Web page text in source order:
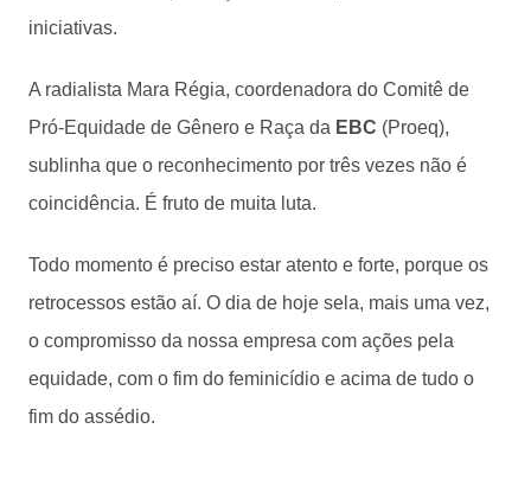
iniciativas.
A radialista Mara Régia, coordenadora do Comitê de
Pró-Equidade de Gênero e Raça da EBC (Proeq),
sublinha que o reconhecimento por três vezes não é
coincidência. É fruto de muita luta.
Todo momento é preciso estar atento e forte, porque os
retrocessos estão aí. O dia de hoje sela, mais uma vez,
o compromisso da nossa empresa com ações pela
equidade, com o fim do feminicídio e acima de tudo o
fim do assédio.